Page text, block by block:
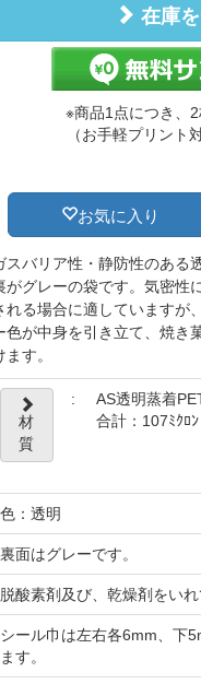
在庫
※商品1点につき、
（お手軽プリント
お気に入り
スバリア性・静防性のある
がグレーの袋です。気密性
れる場合に適していますが
色が中身を引き立て、焼き
ます。
材
質
:
AS透明蒸着
合計：107ﾐｸﾛﾝ
色：透明
裏面はグレーです。
脱酸素剤及び、乾燥剤をい
シール巾は左右各6mm、下
ます。